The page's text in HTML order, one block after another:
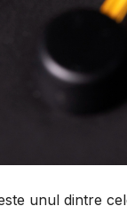
unul dintre